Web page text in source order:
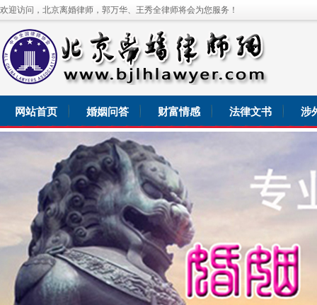
欢迎访问，北京离婚律师，郭万华、王秀全律师将会为您服务！
网站首页 婚姻问答 财富情感 法律文书 涉